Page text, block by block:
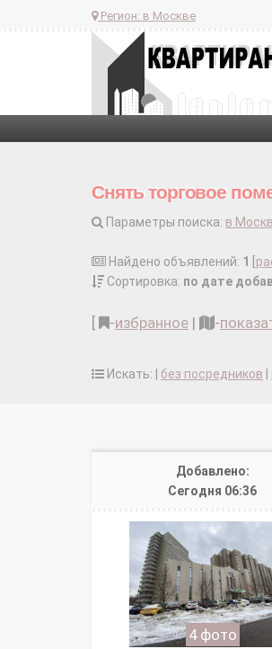
Регион: в Москве
Снять торговое
Параметры поиска: в
Найдено объявлений: 1
Сортировка: по дате
-избранное | -
Искать: | без посредников
Добавлено:
Сегодня 06:36
4 фото